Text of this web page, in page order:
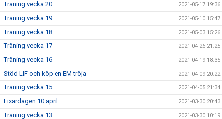
Träning vecka 20 2021-05-17 19:36
Träning vecka 19 2021-05-10 15:47
Träning vecka 18 2021-05-03 15:26
Träning vecka 17 2021-04-26 21:25
Träning vecka 16 2021-04-19 18:35
Stöd LIF och köp en EM tröja 2021-04-09 20:22
Träning vecka 15 2021-04-05 21:34
Fixardagen 10 april 2021-03-30 20:43
Träning vecka 13 2021-03-30 10:19